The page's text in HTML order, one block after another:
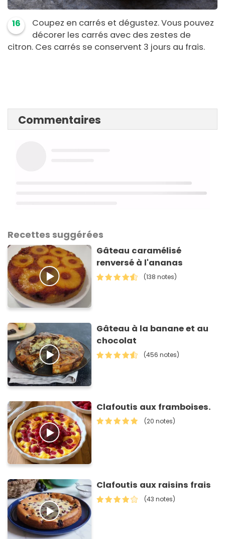
16
Coupez en carrés et dégustez. Vous pouvez
décorer les carrés avec des zestes de
citron. Ces carrés se conservent 3 jours au frais.
Commentaires
Recettes suggérées
Gâteau caramélisé
renversé à l'ananas
(138 notes)
Gâteau à la banane et au
chocolat
(456 notes)
Clafoutis aux framboises.
(20 notes)
Clafoutis aux raisins frais
(43 notes)